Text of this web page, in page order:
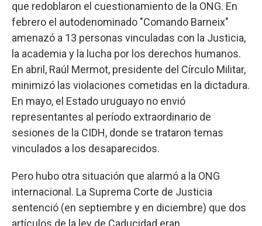
que redoblaron el cuestionamiento de la ONG. En
febrero el autodenominado "Comando Barneix"
amenazó a 13 personas vinculadas con la Justicia,
la academia y la lucha por los derechos humanos.
En abril, Raúl Mermot, presidente del Círculo Militar,
minimizó las violaciones cometidas en la dictadura.
En mayo, el Estado uruguayo no envió
representantes al período extraordinario de
sesiones de la CIDH, donde se trataron temas
vinculados a los desaparecidos.
Pero hubo otra situación que alarmó a la ONG
internacional. La Suprema Corte de Justicia
sentenció (en septiembre y en diciembre) que dos
artículos de la ley de Caducidad eran